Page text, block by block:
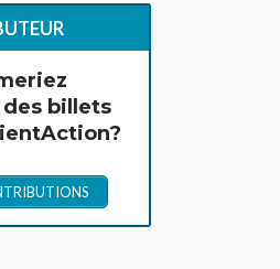
billets